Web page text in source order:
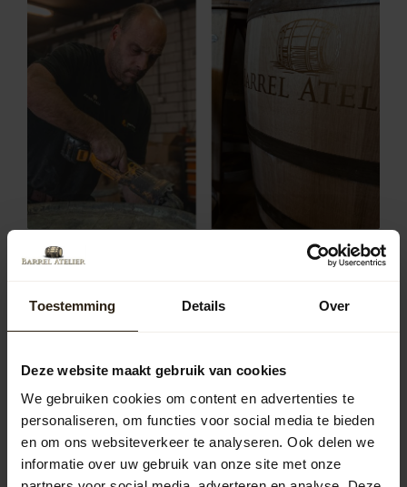
Toestemming Details Over
Deze website maakt gebruik van cookies
We gebruiken cookies om content en advertenties te
personaliseren, om functies voor social media te bieden
en om ons websiteverkeer te analyseren. Ook delen we
informatie over uw gebruik van onze site met onze
Populaire soorten regentonnen in
gemeente Stein
uitstraling, zinken tonnen hebben een moderne look en
kunststof tonnen zijn licht en onderhoudsvriendelijk. De
keuze hangt af van persoonlijke voorkeur en tuinontwerp.
Houten regentonnen
De houten regentonnen van Barrel Atelier zijn vervaardigd
uit gerecyclede wijn-, whisky- of portvaten. Ze